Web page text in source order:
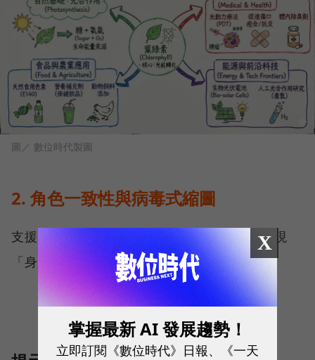
圖／ 數位時代製圖
2. 角色一致性與病毒式縮圖
支援最多 14 張參考圖像（6 張高保真），實現
「身分鎖定 (Identity Locking)」。
X
掌握最新 AI 發展趨勢！
立即訂閱《數位時代》日報、《一天